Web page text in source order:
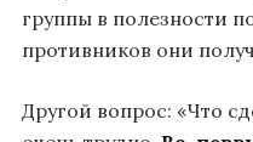
группы в полезности
противников они
Другой вопрос: «Что